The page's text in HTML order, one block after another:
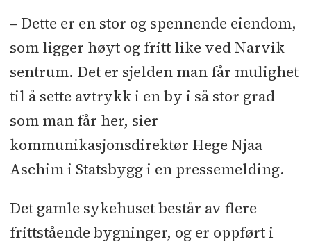
– Dette er en stor og spennende eiendom,
som ligger høyt og fritt like ved Narvik
sentrum. Det er sjelden man får mulighet
til å sette avtrykk i en by i så stor grad
som man får her, sier
kommunikasjonsdirektør Hege Njaa
Aschim i Statsbygg i en pressemelding.
Det gamle sykehuset består av flere
frittstående bygninger, og er oppført i